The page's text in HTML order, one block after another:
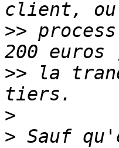
>>
>> la
>
> Sauf